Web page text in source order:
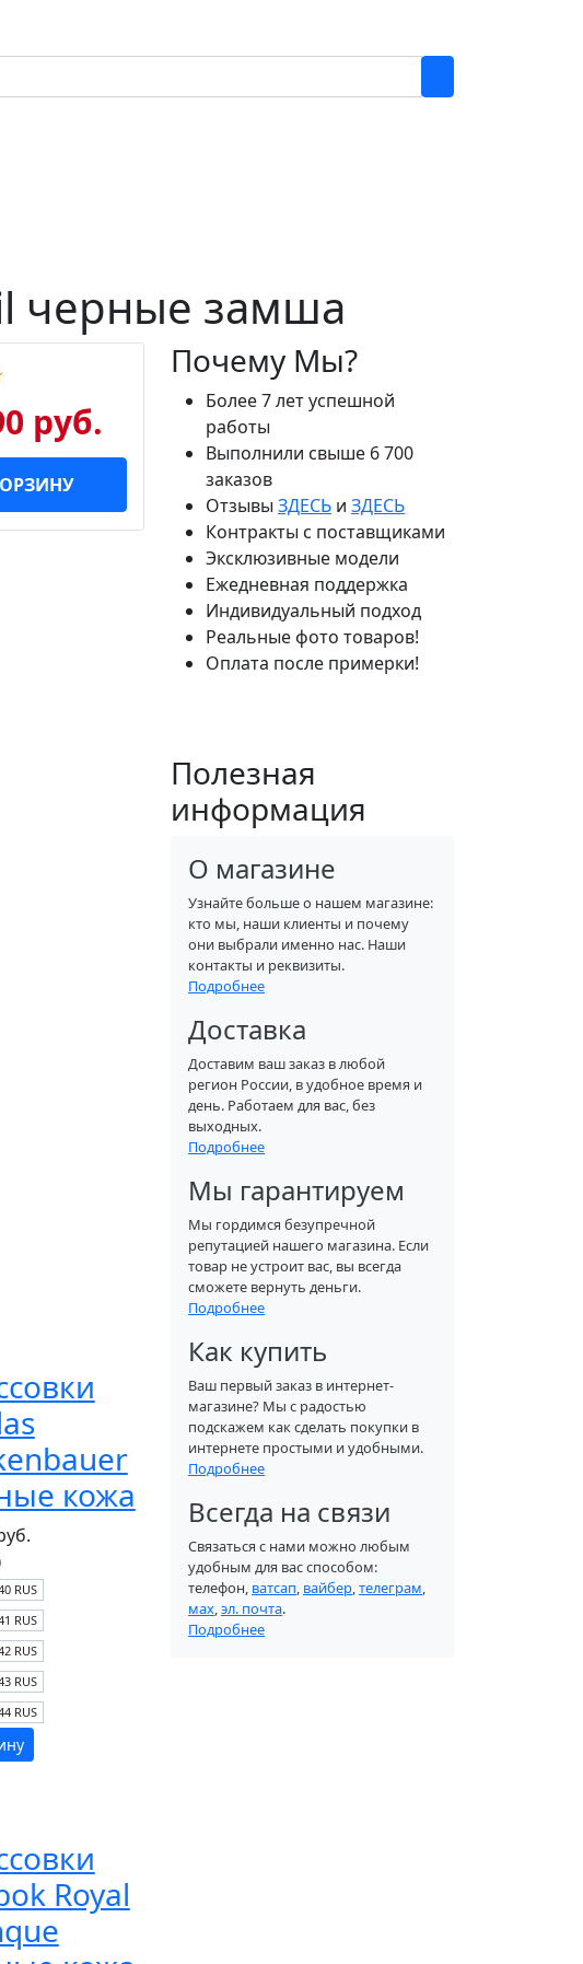
черные замша
руб.
кожа
RUS
RUS
RUS
RUS
RUS
Royal
Почему Мы?
Более 7 лет успешной
работы
Выполнили свыше 6 700
заказов
Отзывы ЗДЕСЬ и ЗДЕСЬ
Контракты с поставщиками
Эксклюзивные модели
Ежедневная поддержка
Индивидуальный подход
Реальные фото товаров!
Оплата после примерки!
Полезная
информация
О магазине
Узнайте больше о нашем магазине:
кто мы, наши клиенты и почему
они выбрали именно нас. Наши
контакты и реквизиты.
Подробнее
Доставка
Доставим ваш заказ в любой
регион России, в удобное время и
день. Работаем для вас, без
выходных.
Подробнее
Мы гарантируем
Мы гордимся безупречной
репутацией нашего магазина. Если
товар не устроит вас, вы всегда
сможете вернуть деньги.
Подробнее
Как купить
Ваш первый заказ в интернет-
магазине? Мы с радостью
подскажем как сделать покупки в
интернете простыми и удобными.
Подробнее
Всегда на связи
Связаться с нами можно любым
удобным для вас способом:
телефон, ватсап, вайбер,телеграм,
мах,эл. почта.
Подробнее